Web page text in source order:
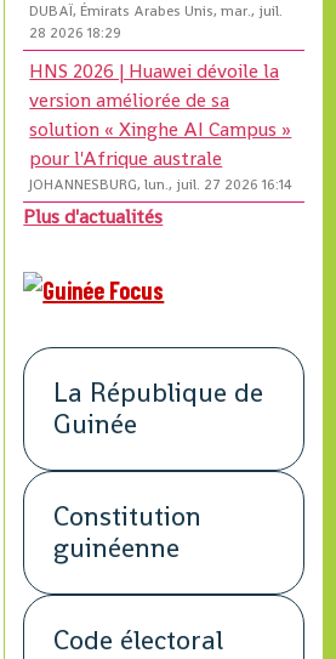
DUBAÏ, Émirats Arabes Unis, mar., juil.
28 2026 18:29
HNS 2026 | Huawei dévoile la
version améliorée de sa
solution « Xinghe AI Campus »
pour l'Afrique australe
JOHANNESBURG, lun., juil. 27 2026 16:14
Plus d'actualités
La République de
Guinée
Constitution
guinéenne
Code électoral